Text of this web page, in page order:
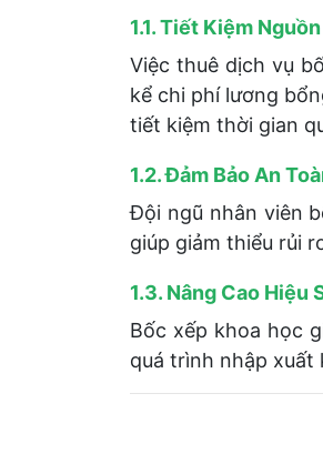
1.1. Tiết Kiệm
Việc thuê dịch vụ
kể chi phí lương
tiết kiệm thời gian
1.2. Đảm Bảo An
Đội ngũ nhân viên
giúp giảm thiểu rủi
1.3. Nâng Cao Hiệu
Bốc xếp khoa học
quá trình nhập xuất